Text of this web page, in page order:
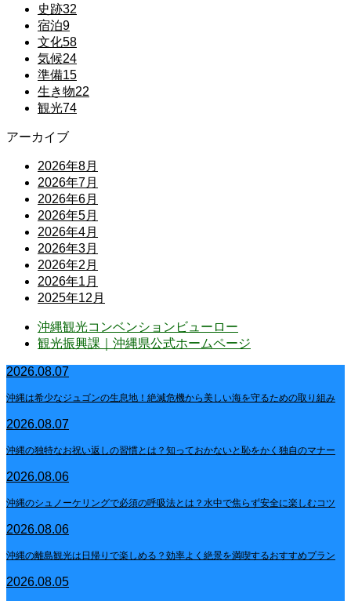
史跡32
宿泊9
文化58
気候24
準備15
生き物22
観光74
アーカイブ
2026年8月
2026年7月
2026年6月
2026年5月
2026年4月
2026年3月
2026年2月
2026年1月
2025年12月
沖縄観光コンベンションビューロー
観光振興課｜沖縄県公式ホームページ
2026.08.07
沖縄は希少なジュゴンの生息地！絶滅危機から美しい海を守るための取り組み
2026.08.07
沖縄の独特なお祝い返しの習慣とは？知っておかないと恥をかく独自のマナー
2026.08.06
沖縄のシュノーケリングで必須の呼吸法とは？水中で焦らず安全に楽しむコツ
2026.08.06
沖縄の離島観光は日帰りで楽しめる？効率よく絶景を満喫するおすすめプラン
2026.08.05